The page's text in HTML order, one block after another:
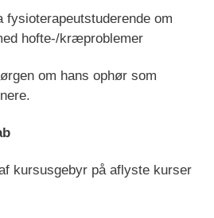
om
hofte-/kræproblemer
om hans ophør som
på aflyste kurser